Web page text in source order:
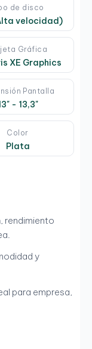
de disco
velocidad)
Gráfica
XE Graphics
Pantalla
- 13,3"
Color
Plata
, rendimiento
y
para empresa,